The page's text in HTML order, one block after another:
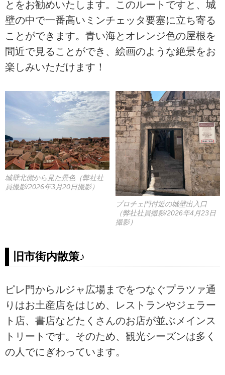
とをお勧めいたします。このルートですと、城
壁の中で一番高いミンチェッタ要塞に立ち寄る
ことができます。青い海とオレンジ色の屋根を
間近で見ることができ、絵画のような絶景をお
楽しみいただけます！
城壁北側から見た景色（弊社社
員撮影/2026年3月20日撮影）
プロチェ門付近の城壁出入口
（弊社社員撮影/2026年4月23日
撮影）
旧市街内散策♪
ピレ門からルジャ広場までをつなぐプラツァ通
りはお土産店をはじめ、レストランやジェラー
ト店、書店などたくさんのお店が並ぶメインス
トリートです。そのため、観光シーズンは多く
の人でにぎわっています。